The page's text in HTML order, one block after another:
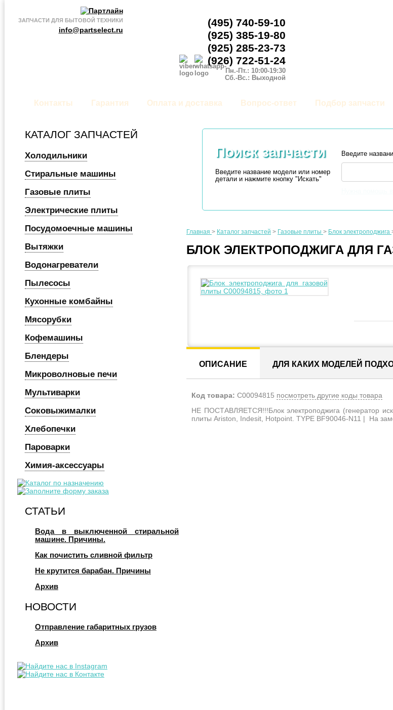
ЗАПЧАСТИ ДЛЯ БЫТОВОЙ ТЕХНИКИ
info@partselect.ru
(495) 740-59-10
(925) 385-19-80
(925) 285-23-73
(926) 722-51-24
Пн.-Пт.: 10:00-19:30
Сб.-Вс.: Выходной
Контакты Гарантия Оплата и доставка Вопрос-ответ Подбор запчасти
КАТАЛОГ ЗАПЧАСТЕЙ
Холодильники
Стиральные машины
Газовые плиты
Электрические плиты
Посудомоечные машины
Вытяжки
Водонагреватели
Пылесосы
Кухонные комбайны
Мясорубки
Кофемашины
Блендеры
Микроволновые печи
Мультиварки
Соковыжималки
Хлебопечки
Пароварки
Химия-аксессуары
СТАТЬИ
Вода в выключенной стиральной
машине. Причины.
Как почистить сливной фильтр
Не крутится барабан. Причины
Архив
НОВОСТИ
Отправление габаритных грузов
Архив
Поиск запчасти
Введите название модели или номер
детали и нажмите кнопку "Искать"
Введите
Главная > Каталог запчастей > Газовые плиты > Блок электроподжига
БЛОК ЭЛЕКТРОПОДЖИГА ДЛЯ
ОПИСАНИЕ ДЛЯ КАКИХ МОДЕЛЕЙ
Код товара: C00094815 посмотреть другие коды товара
НЕ ПОСТАВЛЯЕТСЯ!!!Блок электроподжига (генератор
плиты Ariston, Indesit, Hotpoint. TYPE BF90046-N11 | На